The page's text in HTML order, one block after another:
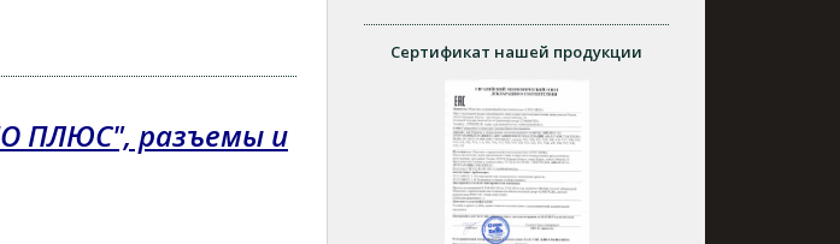
ПЛЮС", разъемы и
Сертификат нашей продукции